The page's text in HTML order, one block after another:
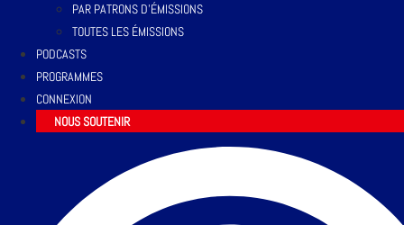
PAR PATRONS D’ÉMISSIONS
TOUTES LES ÉMISSIONS
PODCASTS
PROGRAMMES
CONNEXION
NOUS SOUTENIR